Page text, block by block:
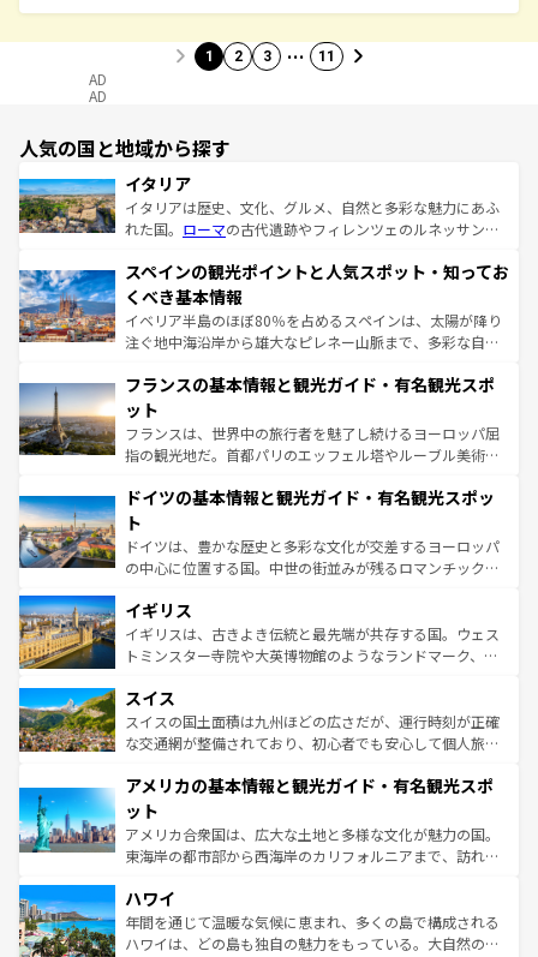
1 2 3 … 11
AD
AD
人気の国と地域から探す
イタリア
イタリアは歴史、文化、グルメ、自然と多彩な魅力にあふ
れた国。 ローマの古代遺跡やフィレンツェのルネッサンス
ろん、トスカーナの美しい田園風景やアマルフィ海岸の絶
景など、自然景観も見逃せない。観光の合間には、本場の
ピザやパスタなど、絶品のイタリア料理を堪能することも
できる。朝目覚めてから夜眠るまで、すべての瞬間を楽し
なお、新着のイタリア情報はコンテンツ一覧を参照してほ
しい。
スペインの観光ポイントと人気スポット・知ってお
くべき基本情報
イベリア半島のほぼ80％を占めるスペインは、太陽が降り
注ぐ地中海沿岸から雄大なピレネー山脈まで、多彩な自然
文化が根付くこの国では、情熱的なフラメンコ、熱気あふ
れる闘牛、そして美味しいタパスが生活の一部となってい
る。首都マドリードの洗練された雰囲気や、バルセロナの
アートに溢れた街角から、地方では古代ローマ遺跡や中世
せる。地方によって風土や気候が異なるスペインはその個
ンテンツ一覧 を参照してほしい。
フランスの基本情報と観光ガイド・有名観光スポ
ット
フランスは、世界中の旅行者を魅了し続けるヨーロッパ屈
指の観光地だ。首都パリのエッフェル塔やルーブル美術館
で、幅広い魅力が詰まっている。華麗な宮殿、歴史的な大
聖堂、美しいビーチ、そして豊かな自然が、訪れる者を心
から魅了する。また、フランスは美食の国としても知ら
れ、フランス料理はユネスコ無形文化遺産にも登録されて
香り高いラベンダー畑など、多彩な楽しみ方が可能だ。さ
らに、パリ以外の地域にも魅力が溢れており、どの街角に
も豊かな歴史と文化が息づいている。パリ以外の個性あふ
を参照してほしい。
ドイツの基本情報と観光ガイド・有名観光スポッ
ト
ドイツは、豊かな歴史と多彩な文化が交差するヨーロッパ
の中心に位置する国。中世の街並みが残るロマンチック街
顔を持つこの国は、どこを歩いても飽きることがない。ベ
ルリンの文化的活気、バイエルン州のアルプスの絶景、そ
してライン川沿いのワイン畑といった風景は必見。ビール
は、お酒好きな人にはぜひ体験してほしい。 なお、新着の
ドイツ情報はコンテンツ一覧を参照してほしい。
イギリス
イギリスは、古きよき伝統と最先端が共存する国。ウェス
トミンスター寺院や大英博物館のようなランドマーク、歴
リアごとに異なる魅力がある。また、優雅なアフタヌーン
ティー、ビール好きにはたまらない英国パブ、サッカー観
戦など、本場だからこそできる体験も豊富。イギリスを旅
ンツ一覧を参照してほしい。
スイス
スイスの国土面積は九州ほどの広さだが、運行時刻が正確
な交通網が整備されており、初心者でも安心して個人旅行
の建物がそのまま残る町や、スイスならではのユニークな
博物館もあり、アルプス観光だけでなく町歩きも満喫する
ことができる。国民の所得が高いため物価も高いが、旅行
者向けの交通パス提供のサービスもあり、うまく活用すれ
着のスイス情報は
アメリカの基本情報と観光ガイド・有名観光スポ
ット
アメリカ合衆国は、広大な土地と多様な文化が魅力の国。
東海岸の都市部から西海岸のカリフォルニアまで、訪れる
のような巨大都市は、観光、ショッピング、エンターテイ
ンメントが詰まった刺激的なスポットだ。一方、アメリカ
西部には大自然が広がり、グランドキャニオンやイエロー
ハワイ
年間を通じて温暖な気候に恵まれ、多くの島で構成される
ハワイは、どの島も独自の魅力をもっている。大自然の神